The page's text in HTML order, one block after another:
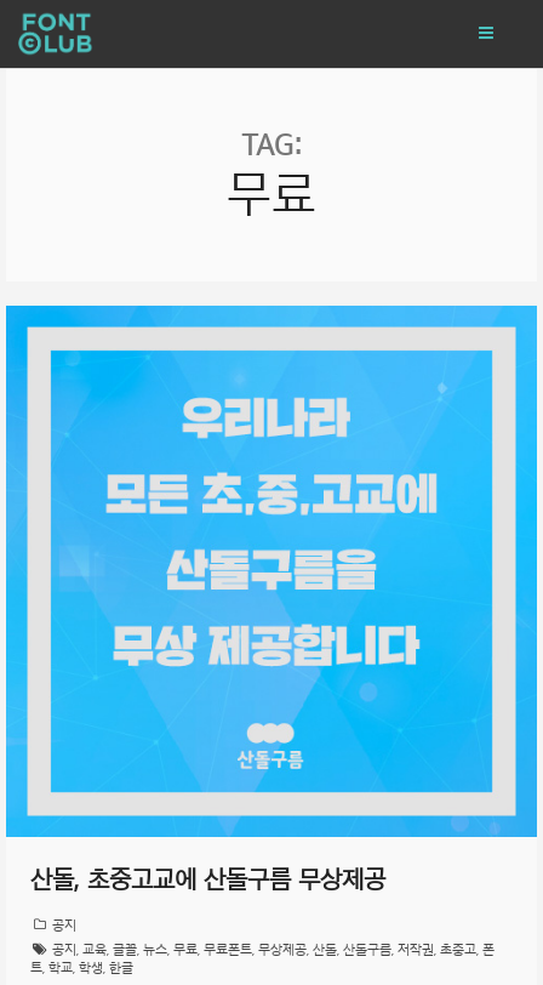
TAG:
무료
산돌, 초중고교에 산돌구름 무상제공
공지
공지
교육 글꼴 뉴스 무료 무료폰트 무상제공 산돌 산돌구름 저작권 초중고 폰
트 학교 학생 한글